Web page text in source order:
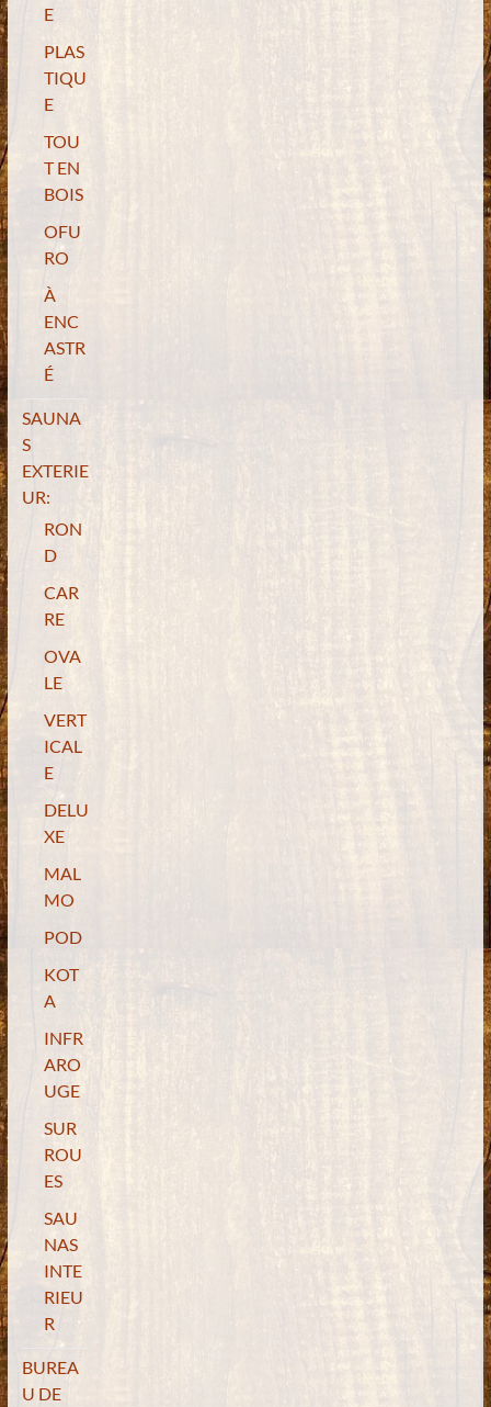
E
PLAS
TIQU
E
TOU
T EN
BOIS
OFU
RO
À
ENC
ASTR
É
SAUNA
S
EXTERIE
UR:
RON
D
CAR
RE
OVA
LE
VERT
ICAL
E
DELU
XE
MAL
MO
POD
KOT
A
INFR
ARO
UGE
SUR
ROU
ES
SAU
NAS
INTE
RIEU
R
BUREA
U DE